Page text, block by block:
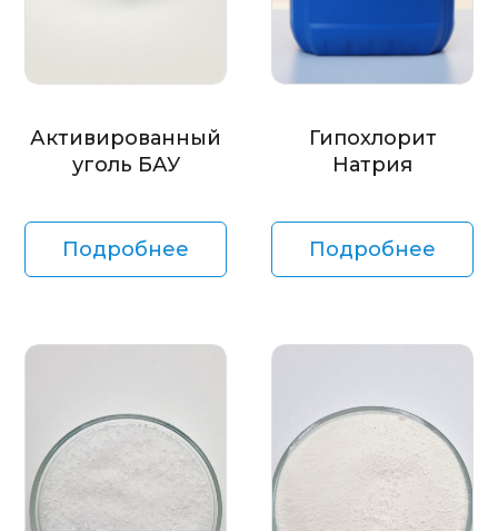
Активированный
уголь БАУ
Подробнее
Гипохлорит
Натрия
Подробнее